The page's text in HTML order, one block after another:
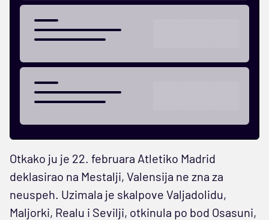
Otkako ju je 22. februara Atletiko Madrid
deklasirao na Mestalji, Valensija ne zna za
neuspeh. Uzimala je skalpove Valjadolidu,
Maljorki, Realu i Sevilji, otkinula po bod Osasuni,